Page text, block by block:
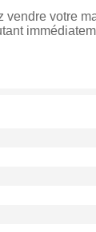
vendre votre